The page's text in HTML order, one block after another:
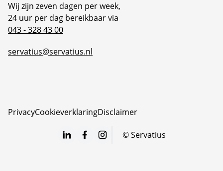
Wij zijn zeven dagen per week,
24 uur per dag bereikbaar via
043 - 328 43 00
servatius@servatius.nl
PrivacyCookieverklaringDisclaimer
LinkedInFacebookInstagram
©Servatius